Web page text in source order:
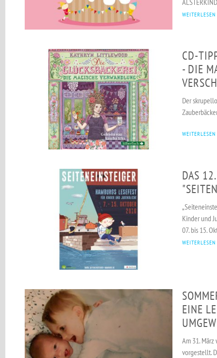
WEITERLESEN
CD-
- DIE
Der
WEITERLESEN
DAS
Kinder und
07. bis 15.
WEITERLESEN
EINE
Am 31.
vorgestellt.